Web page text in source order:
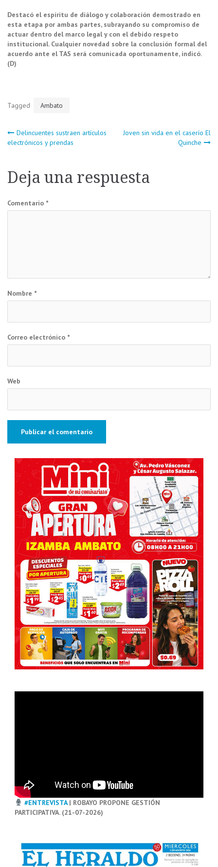
Destacó el espíritu de diálogo y colaboración demostrado en
esta etapa por ambas partes, subrayando su compromiso de
actuar dentro del marco legal y con el debido respeto
institucional. Cualquier novedad sobre la conclusión formal del
acuerdo ante el TAS será comunicada oportunamente, indicó.
(D)
Tagged Ambato
Navegación
entradas
Delincuentes sustraen artículos
electrónicos y prendas
Joven sin vida en el caserío El
Quinche
Deja una respuesta
Comentario *
Nombre *
Correo electrónico *
Web
#ENTREVISTA| ROBAYO PROPONE GESTIÓN
PARTICIPATIVA. (21-07-2026)